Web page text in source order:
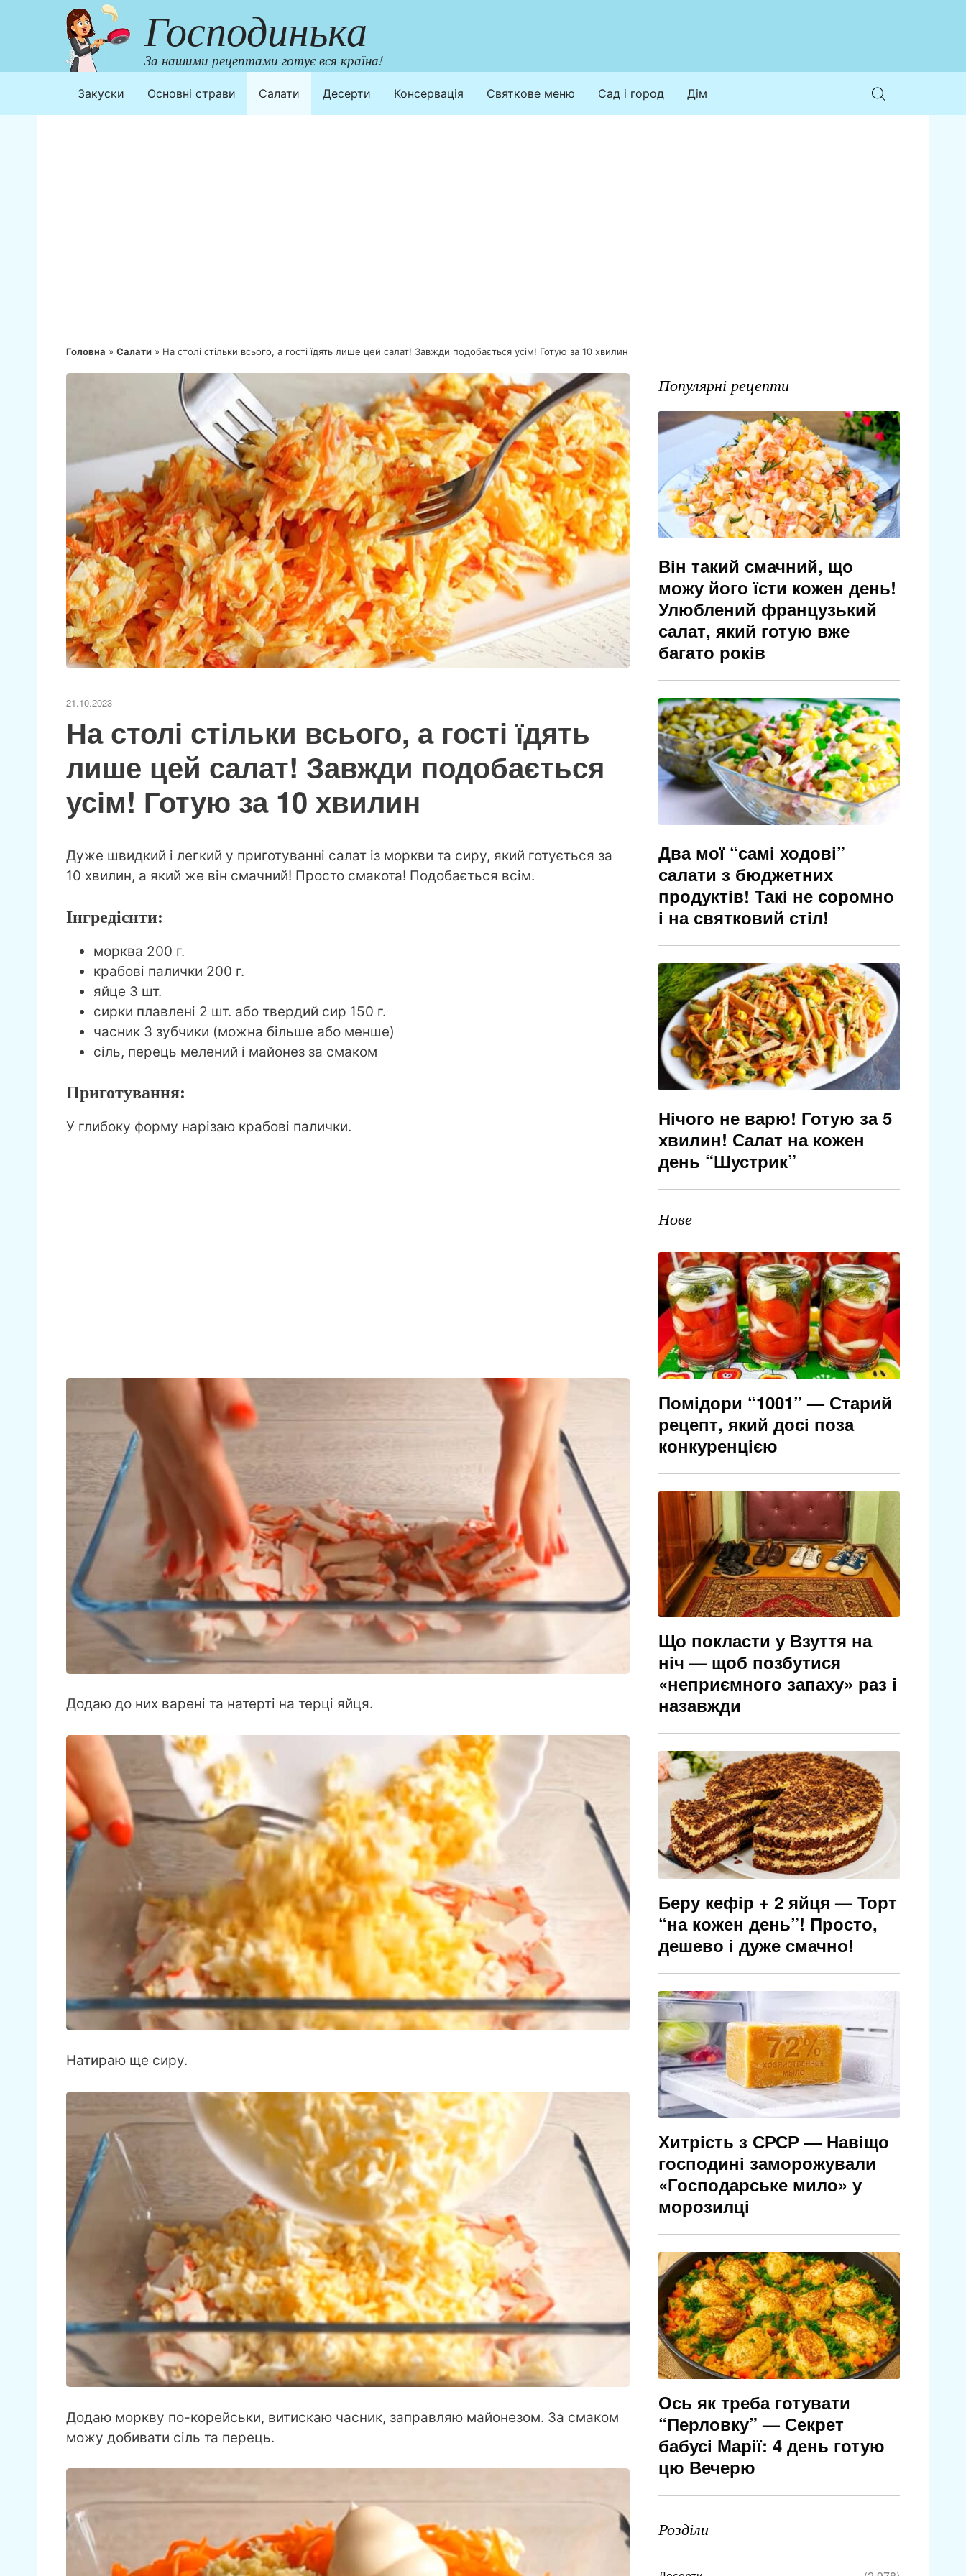
Господинька
За нашими рецептами готує вся країна!
Закуски Основні страви Салати Десерти Консервація Святкове меню Сад і город Дім
Головна » Салати » На столі стільки всього, а гості їдять лише цей салат! Завжди подобається усім! Готую за 10 хвилин
21.10.2023
На столі стільки всього, а гості їдять
лише цей салат! Завжди подобається
усім! Готую за 10 хвилин
Дуже швидкий і легкий у приготуванні салат із моркви та сиру, який готується за
10 хвилин, а який же він смачний! Просто смакота! Подобається всім.
Інгредієнти:
морква 200 г.
крабові палички 200 г.
яйце 3 шт.
сирки плавлені 2 шт. або твердий сир 150 г.
часник 3 зубчики (можна більше або менше)
сіль, перець мелений і майонез за смаком
Приготування:
У глибоку форму нарізаю крабові палички.
Додаю до них варені та натерті на терці яйця.
Натираю ще сиру.
Додаю моркву по-корейськи, витискаю часник, заправляю майонезом. За смаком
можу добивати сіль та перець.
Популярні рецепти
Він такий смачний, що
можу його їсти кожен день!
Улюблений французький
салат, який готую вже
багато років
Два мої “самі ходові”
салати з бюджетних
продуктів! Такі не соромно
і на святковий стіл!
Нічого не варю! Готую за 5
хвилин! Салат на кожен
день “Шустрик”
Нове
Помідори “1001” — Старий
рецепт, який досі поза
конкуренцією
Що покласти у Взуття на
ніч — щоб позбутися
«неприємного запаху» раз і
назавжди
Беру кефір + 2 яйця — Торт
“на кожен день”! Просто,
дешево і дуже смачно!
Хитрість з СРСР — Навіщо
господині заморожували
«Господарське мило» у
морозилці
Ось як треба готувати
“Перловку” — Секрет
бабусі Марії: 4 день готую
цю Вечерю
Розділи